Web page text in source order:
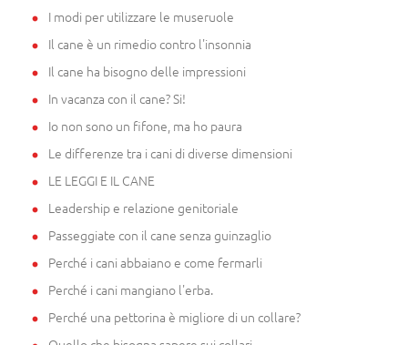
I modi per utilizzare le museruole
Il cane è un rimedio contro l'insonnia
Il cane ha bisogno delle impressioni
In vacanza con il cane? Si!
Io non sono un fifone, ma ho paura
Le differenze tra i cani di diverse dimensioni
LE LEGGI E IL CANE
Leadership e relazione genitoriale
Passeggiate con il cane senza guinzaglio
Perché i cani abbaiano e come fermarli
Perché i cani mangiano l'erba.
Perché una pettorina è migliore di un collare?